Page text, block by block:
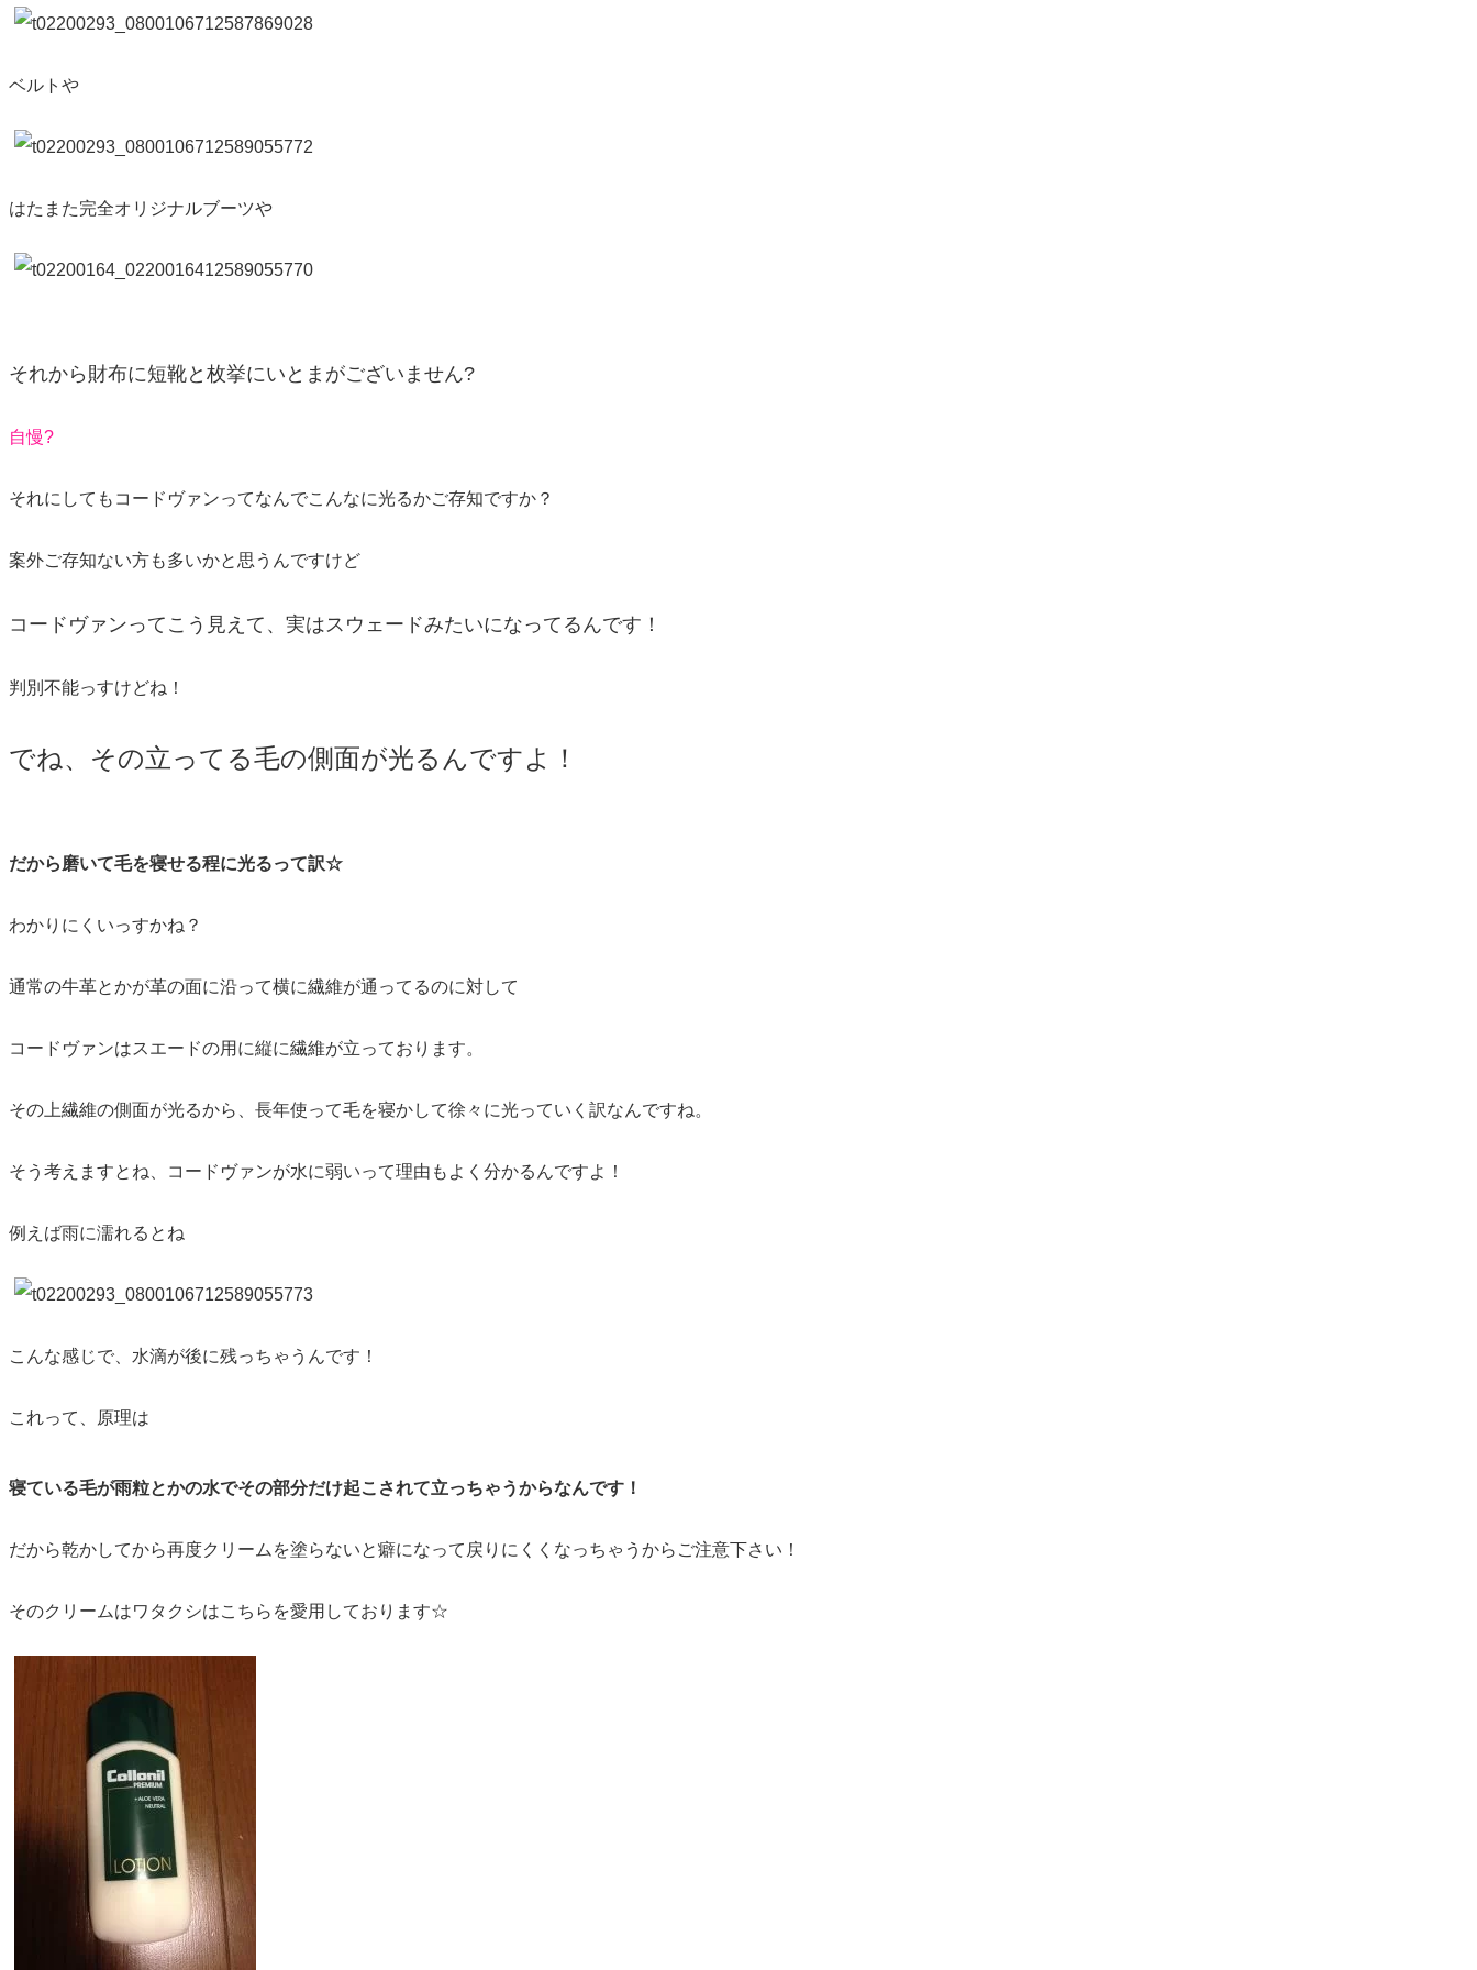
ベルトや
はたまた完全オリジナルブーツや
それから財布に短靴と枚挙にいとまがございません?
自慢?
それにしてもコードヴァンってなんでこんなに光るかご存知ですか？
案外ご存知ない方も多いかと思うんですけど
コードヴァンってこう見えて、実はスウェードみたいになってるんです！
判別不能っすけどね！
でね、その立ってる毛の側面が光るんですよ！
だから磨いて毛を寝せる程に光るって訳☆
わかりにくいっすかね？
通常の牛革とかが革の面に沿って横に繊維が通ってるのに対して
コードヴァンはスエードの用に縦に繊維が立っております。
その上繊維の側面が光るから、長年使って毛を寝かして徐々に光っていく訳なんですね。
そう考えますとね、コードヴァンが水に弱いって理由もよく分かるんですよ！
例えば雨に濡れるとね
こんな感じで、水滴が後に残っちゃうんです！
これって、原理は
寝ている毛が雨粒とかの水でその部分だけ起こされて立っちゃうからなんです！
だから乾かしてから再度クリームを塗らないと癖になって戻りにくくなっちゃうからご注意下さい！
そのクリームはワタクシはこちらを愛用しております☆